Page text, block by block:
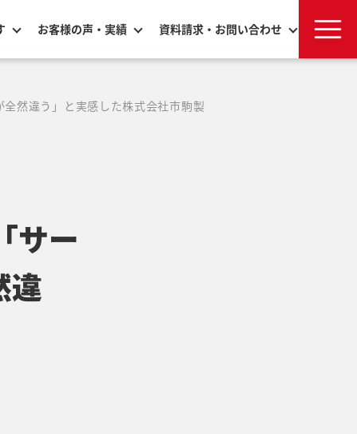
お客様の声・実績 資料請求・お問い合わせ
然違う」と実感した株式会社市駒製
サー
違